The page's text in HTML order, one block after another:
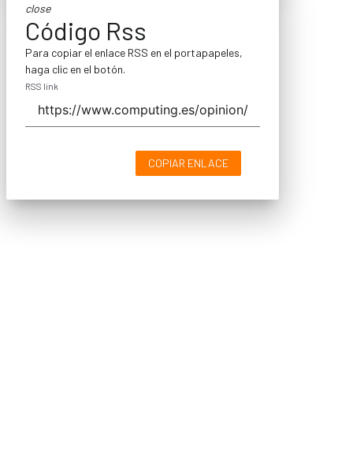
close
Código Rss
Para copiar el enlace RSS en el portapapeles,
haga clic en el botón.
RSS link
COPIAR ENLACE